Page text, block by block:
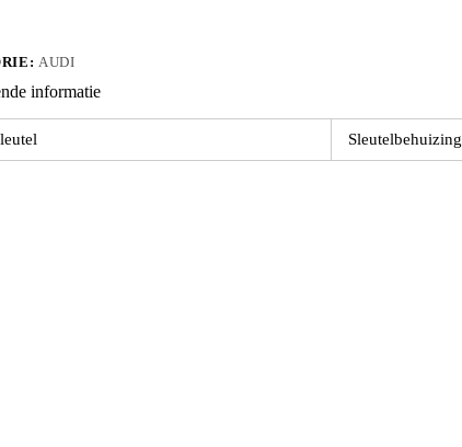
AUDI
informatie
Sleutelbehuizing